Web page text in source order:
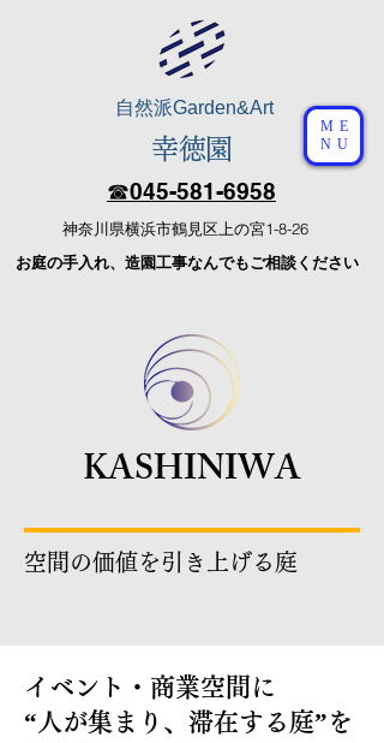
自然派Garden&Art
幸徳園
☎︎​045-581-6958
​神奈川県横浜市鶴見区上の宮1-8-26
​お庭の手入れ、造園工事なんでもご相談ください
ME
NU
KASHINIWA
空間の価値を引き上げる庭
イベント・商業空間に
“人が集まり、滞在する庭”を